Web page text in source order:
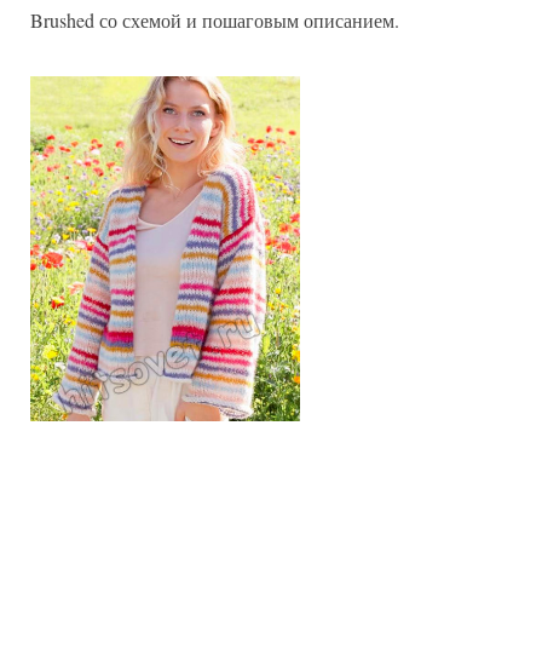
полоску
Brushed со схемой и пошаговым описанием.